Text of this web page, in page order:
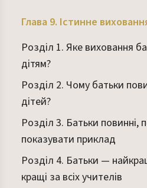
Глава 9. Істинне
Розділ 1. Яке виховання
дітям?
Розділ 2. Чому батьки
дітей?
Розділ 3. Батьки повинні,
показувати приклад
Розділ 4. Батьки —
кращі за всіх учителів